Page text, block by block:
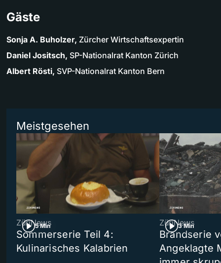
Gäste
Sonja A. Buholzer, Zürcher Wirtschaftsexpertin
Daniel Jositsch, SP-Nationalrat Kanton Zürich
Albert Rösti, SVP-Nationalrat Kanton Bern
Meistgesehen
5 Min
ZüriNews
Sommerserie Teil 4:
Kulinarisches Kalabrien
3 Min
ZüriNews
Brandserie
Angeklagte